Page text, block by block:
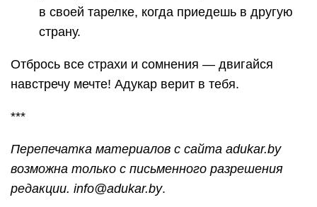
в своей тарелке, когда приедешь в другую
страну.
Отбрось все страхи и сомнения — двигайся
навстречу мечте! Адукар верит в тебя.
***
Перепечатка материалов с сайта adukar.by
возможна только с письменного разрешения
редакции. info@adukar.by.